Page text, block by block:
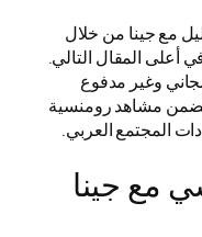
مع جينا من خلال
أعلى المقال التالي.
وغير مدفوع
مشاهد رومنسية
المجتمع العربي.
مع جينا